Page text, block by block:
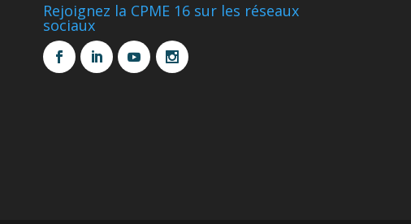
Rejoignez la CPME 16 sur les réseaux
sociaux